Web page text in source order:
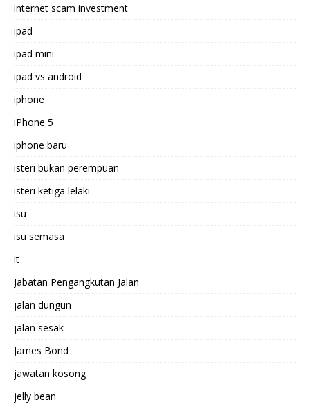
internet scam investment
ipad
ipad mini
ipad vs android
iphone
iPhone 5
iphone baru
isteri bukan perempuan
isteri ketiga lelaki
isu
isu semasa
it
Jabatan Pengangkutan Jalan
jalan dungun
jalan sesak
James Bond
jawatan kosong
jelly bean